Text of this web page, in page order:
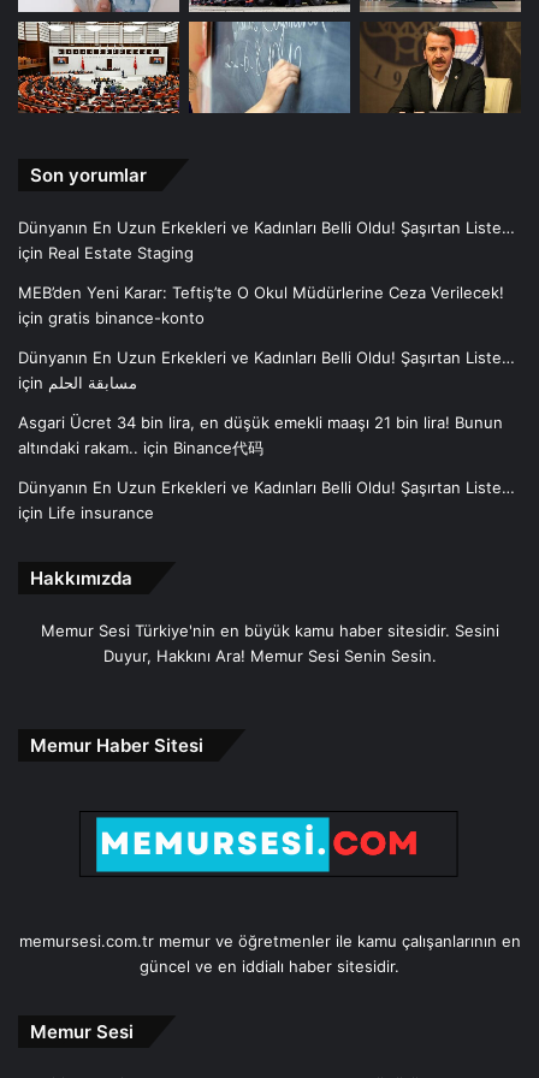
Son yorumlar
Dünyanın En Uzun Erkekleri ve Kadınları Belli Oldu! Şaşırtan Liste…
için Real Estate Staging
MEB’den Yeni Karar: Teftiş’te O Okul Müdürlerine Ceza Verilecek!
için gratis binance-konto
Dünyanın En Uzun Erkekleri ve Kadınları Belli Oldu! Şaşırtan Liste…
için مسابقة الحلم
Asgari Ücret 34 bin lira, en düşük emekli maaşı 21 bin lira! Bunun
altındaki rakam.. için Binance代码
Dünyanın En Uzun Erkekleri ve Kadınları Belli Oldu! Şaşırtan Liste…
için Life insurance
Hakkımızda
Memur Sesi Türkiye'nin en büyük kamu haber sitesidir. Sesini
Duyur, Hakkını Ara! Memur Sesi Senin Sesin.
Memur Haber Sitesi
memursesi.com.tr memur ve öğretmenler ile kamu çalışanlarının en
güncel ve en iddialı haber sitesidir.
Memur Sesi